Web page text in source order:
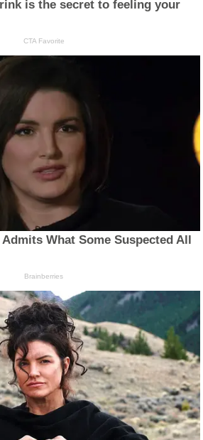
is the secret to feeling your
CTA Favorite
What Some Suspected All
Brainberries